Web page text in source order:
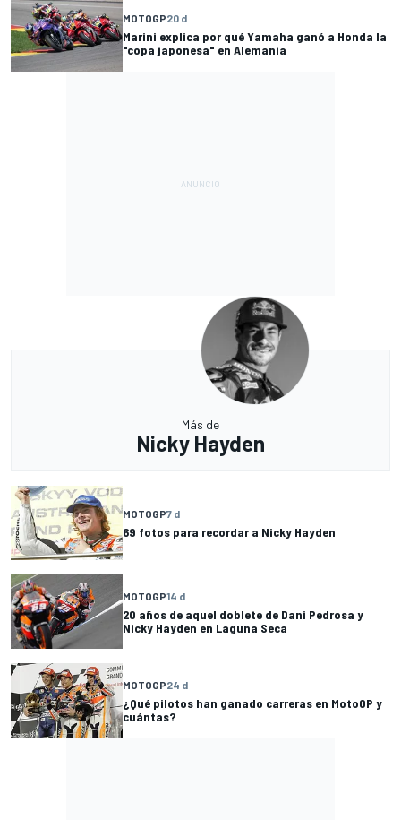
MOTOGP20 d
Marini explica por qué Yamaha ganó a Honda la
"copa japonesa" en Alemania
Más de
Nicky Hayden
MOTOGP7 d
69 fotos para recordar a Nicky Hayden
MOTOGP14 d
20 años de aquel doblete de Dani Pedrosa y
Nicky Hayden en Laguna Seca
MOTOGP24 d
¿Qué pilotos han ganado carreras en MotoGP y
cuántas?